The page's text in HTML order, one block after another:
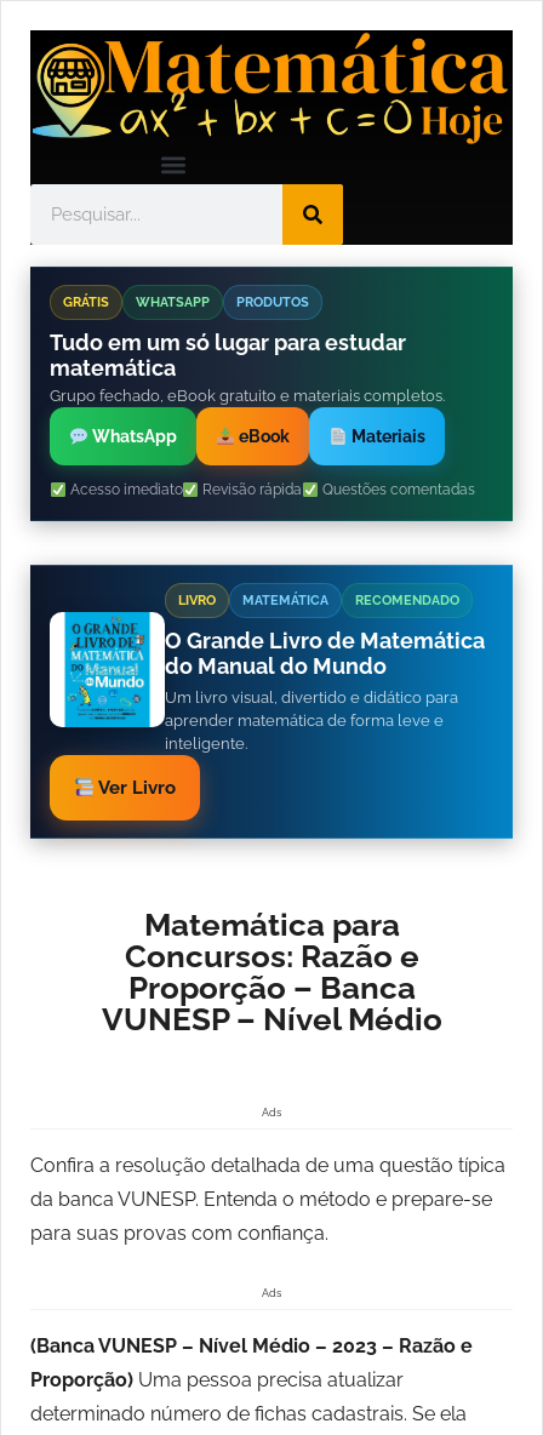
GRÁTIS WHATSAPP PRODUTOS
Tudo em um só lugar para estudar
matemática
Grupo fechado, eBook gratuito e materiais completos.
WhatsApp eBook Materiais
Acesso imediato Revisão rápida Questões comentadas
LIVRO MATEMÁTICA RECOMENDADO
O Grande Livro de Matemática
do Manual do Mundo
Um livro visual, divertido e didático para
aprender matemática de forma leve e
inteligente.
Ver Livro
Matemática para
Concursos: Razão e
Proporção – Banca
VUNESP – Nível Médio
Ads
Confira a resolução detalhada de uma questão típica
da banca VUNESP. Entenda o método e prepare-se
para suas provas com confiança.
Ads
(Banca VUNESP – Nível Médio – 2023 – Razão e
Proporção) Uma pessoa precisa atualizar
determinado número de fichas cadastrais. Se ela